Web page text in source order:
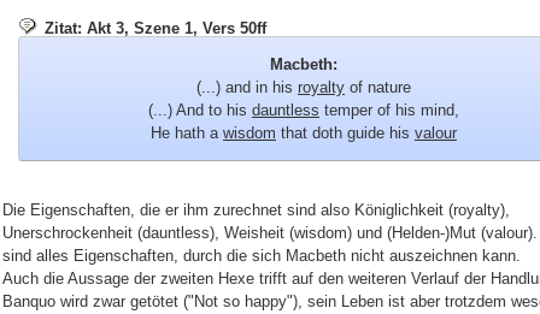
Zitat: Akt 3, Szene 1, Vers 50ff
Macbeth:
(...) and in his royalty of nature
(...) And to his dauntless temper of his mind,
He hath a wisdom that doth guide his valour
Die Eigenschaften, die er ihm zurechnet sind also Königlichkeit (royalty),
Unerschrockenheit (dauntless), Weisheit (wisdom) und (Helden-)Mut
sind alles Eigenschaften, durch die sich Macbeth nicht auszeichnen kann.
Auch die Aussage der zweiten Hexe trifft auf den weiteren Verlauf der
Banquo wird zwar getötet ("Not so happy"), sein Leben ist aber trotzdem